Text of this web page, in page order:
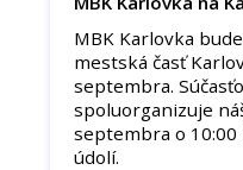
MBK Karlovka
mestská časť
septembra.
spoluorganizuje
septembra o 10:00
údolí.